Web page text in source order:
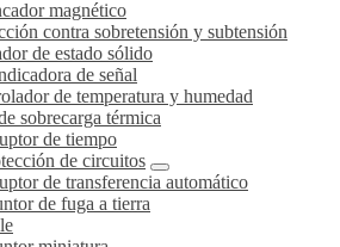
magnético
contra sobretensión y subtensión
de estado sólido
de señal
de temperatura y humedad
sobrecarga térmica
de tiempo
de circuitos
de transferencia automático
de fuga a tierra